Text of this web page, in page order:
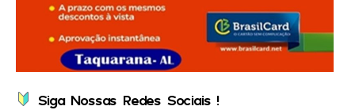
Siga Nossas Redes Sociais !